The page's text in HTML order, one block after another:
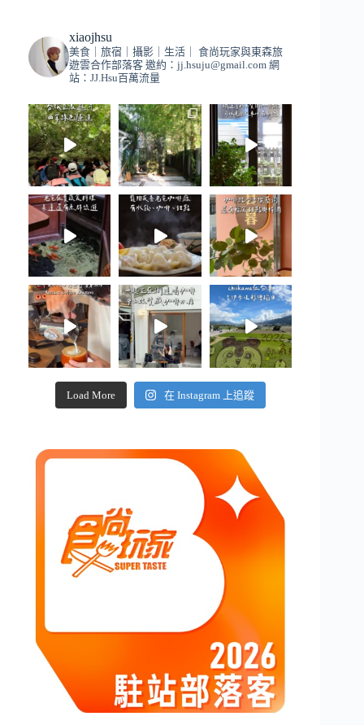
xiaojhsu
美食｜旅宿｜攝影｜生活｜
食尚玩家與東森旅
遊雲合作部落客 邀約： jj.hsuju@gmail.com 網
站：JJ.Hsu百萬流量
Load More 在 Instagram 上追蹤